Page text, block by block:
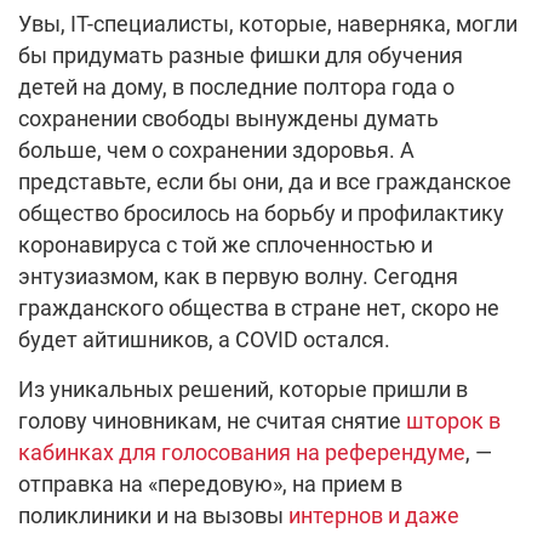
Увы, IT-специалисты, которые, наверняка, могли
бы придумать разные фишки для обучения
детей на дому, в последние полтора года о
сохранении свободы вынуждены думать
больше, чем о сохранении здоровья. А
представьте, если бы они, да и все гражданское
общество бросилось на борьбу и профилактику
коронавируса с той же сплоченностью и
энтузиазмом, как в первую волну. Сегодня
гражданского общества в стране нет, скоро не
будет айтишников, а COVID остался.
Из уникальных решений, которые пришли в
голову чиновникам, не считая снятие шторок в
кабинках для голосования на референдуме, —
отправка на «передовую», на прием в
поликлиники и на вызовы интернов и даже